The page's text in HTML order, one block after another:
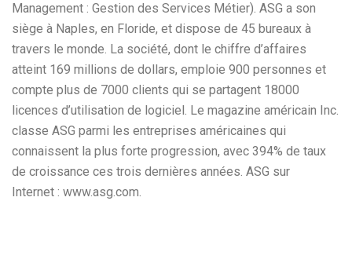
Management : Gestion des Services Métier). ASG a son
siège à Naples, en Floride, et dispose de 45 bureaux à
travers le monde. La société, dont le chiffre d’affaires
atteint 169 millions de dollars, emploie 900 personnes et
compte plus de 7000 clients qui se partagent 18000
licences d’utilisation de logiciel. Le magazine américain Inc.
classe ASG parmi les entreprises américaines qui
connaissent la plus forte progression, avec 394% de taux
de croissance ces trois dernières années. ASG sur
Internet : www.asg.com.